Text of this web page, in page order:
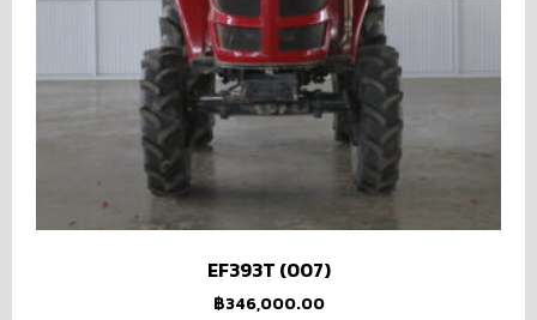
EF393T (007)
฿346,000.00